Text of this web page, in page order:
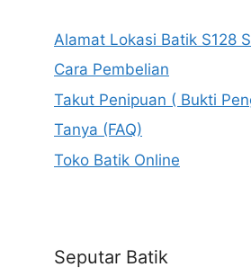
Alamat Lokasi Batik S128
Cara Pembelian
Takut Penipuan ( Bukti
Tanya (FAQ)
Toko Batik Online
Seputar Batik